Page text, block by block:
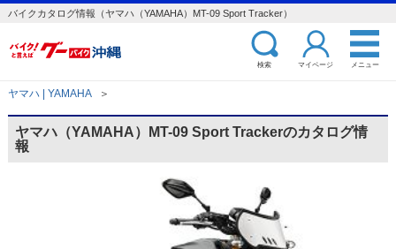
バイクカタログ情報（ヤマハ（YAMAHA）MT-09 Sport Tracker）
検索 マイページ メニュー
ヤマハ | YAMAHA ＞
ヤマハ（YAMAHA）MT-09 Sport Trackerのカタログ情
報